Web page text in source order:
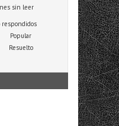
sin leer
respondidos
Popular
Resuelto